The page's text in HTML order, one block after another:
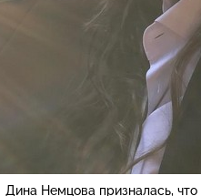
Дина Немцова призналась, что